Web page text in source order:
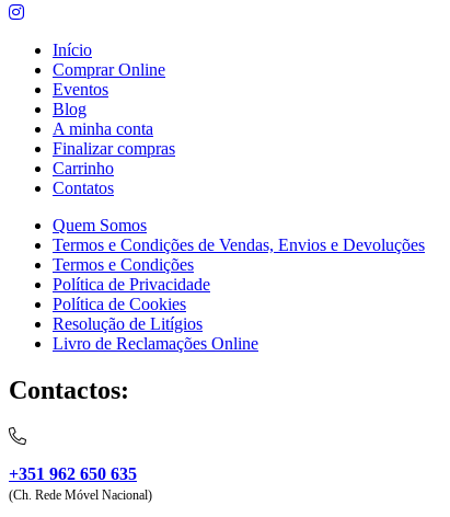
Início
Comprar Online
Eventos
Blog
A minha conta
Finalizar compras
Carrinho
Contatos
Quem Somos
Termos e Condições de Vendas, Envios e Devoluções
Termos e Condições
Política de Privacidade
Política de Cookies
Resolução de Litígios
Livro de Reclamações Online
Contactos:
+351 962 650 635
(Ch. Rede Móvel Nacional)